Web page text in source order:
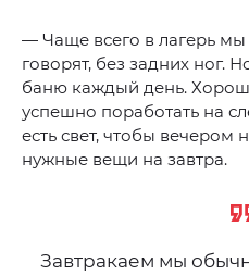
— Чаще всего в лагерь
говорят, без задних ног.
баню каждый день.
успешно поработать на
есть свет, чтобы вечером
нужные вещи на завтра.
Завтракаем мы